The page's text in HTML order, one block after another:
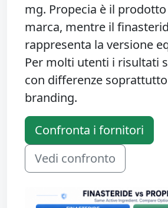
mg. Propecia è il
marca, mentre il
rappresenta la versione
Per molti utenti i risultati
con differenze
branding.
Confronta i fornitori
Vedi confronto